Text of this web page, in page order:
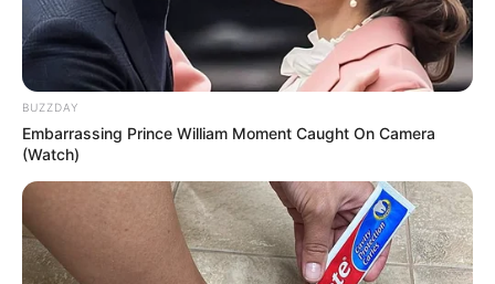
BUZZDAY
Embarrassing Prince William Moment Caught On Camera
(Watch)